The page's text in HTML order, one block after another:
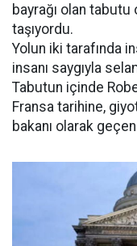
bayrağı olan tabutu
taşıyordu.
Yolun iki tarafında
insanı saygıyla
Tabutun içinde
Fransa tarihine,
bakanı olarak